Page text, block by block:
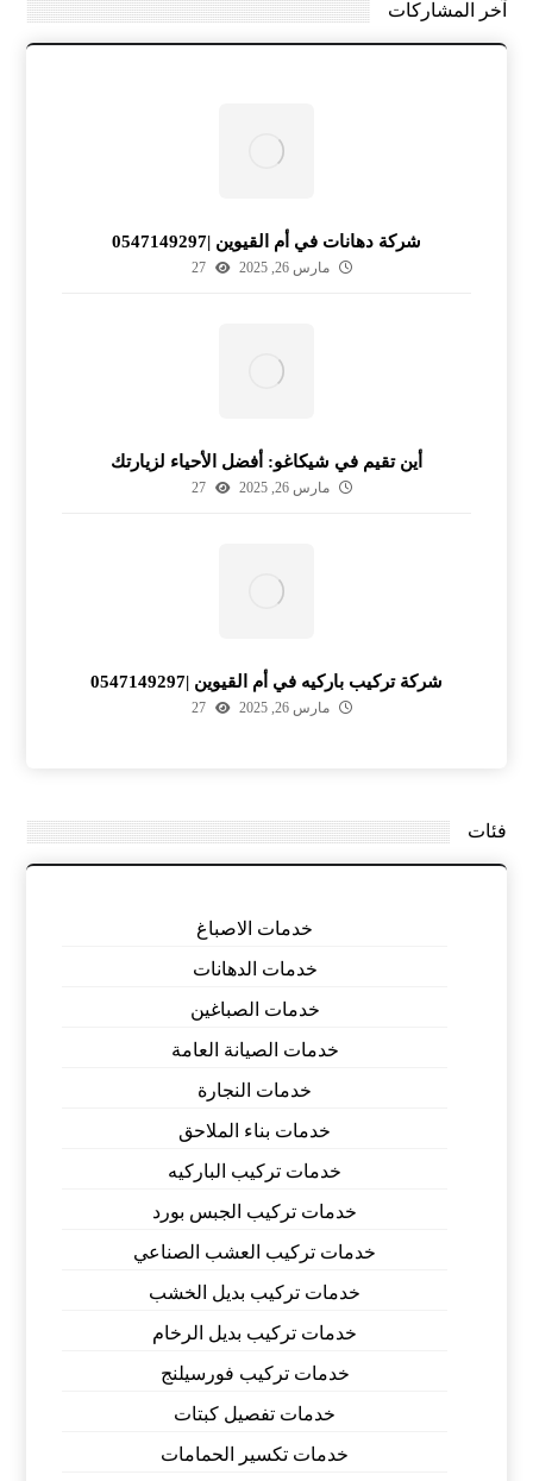
آخر المشاركات
شركة دهانات في أم القيوين |0547149297
مارس 26, 2025 27
أين تقيم في شيكاغو: أفضل الأحياء لزيارتك
مارس 26, 2025 27
شركة تركيب باركيه في أم القيوين |0547149297
مارس 26, 2025 27
فئات
خدمات الاصباغ
خدمات الدهانات
خدمات الصباغين
خدمات الصيانة العامة
خدمات النجارة
خدمات بناء الملاحق
خدمات تركيب الباركيه
خدمات تركيب الجبس بورد
خدمات تركيب العشب الصناعي
خدمات تركيب بديل الخشب
خدمات تركيب بديل الرخام
خدمات تركيب فورسيلنج
خدمات تفصيل كبتات
خدمات تكسير الحمامات